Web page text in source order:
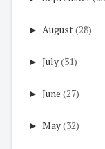
► August(28)
► July(31)
► June (27)
► May(32)